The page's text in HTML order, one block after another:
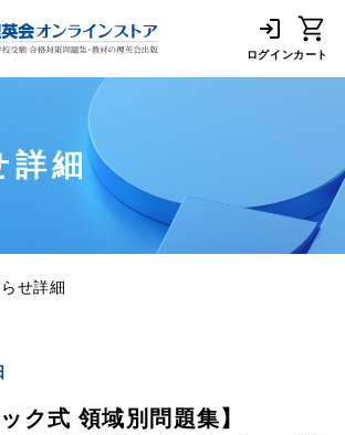
ログインカート
詳細
せ詳細
ク式 領域別問題集】